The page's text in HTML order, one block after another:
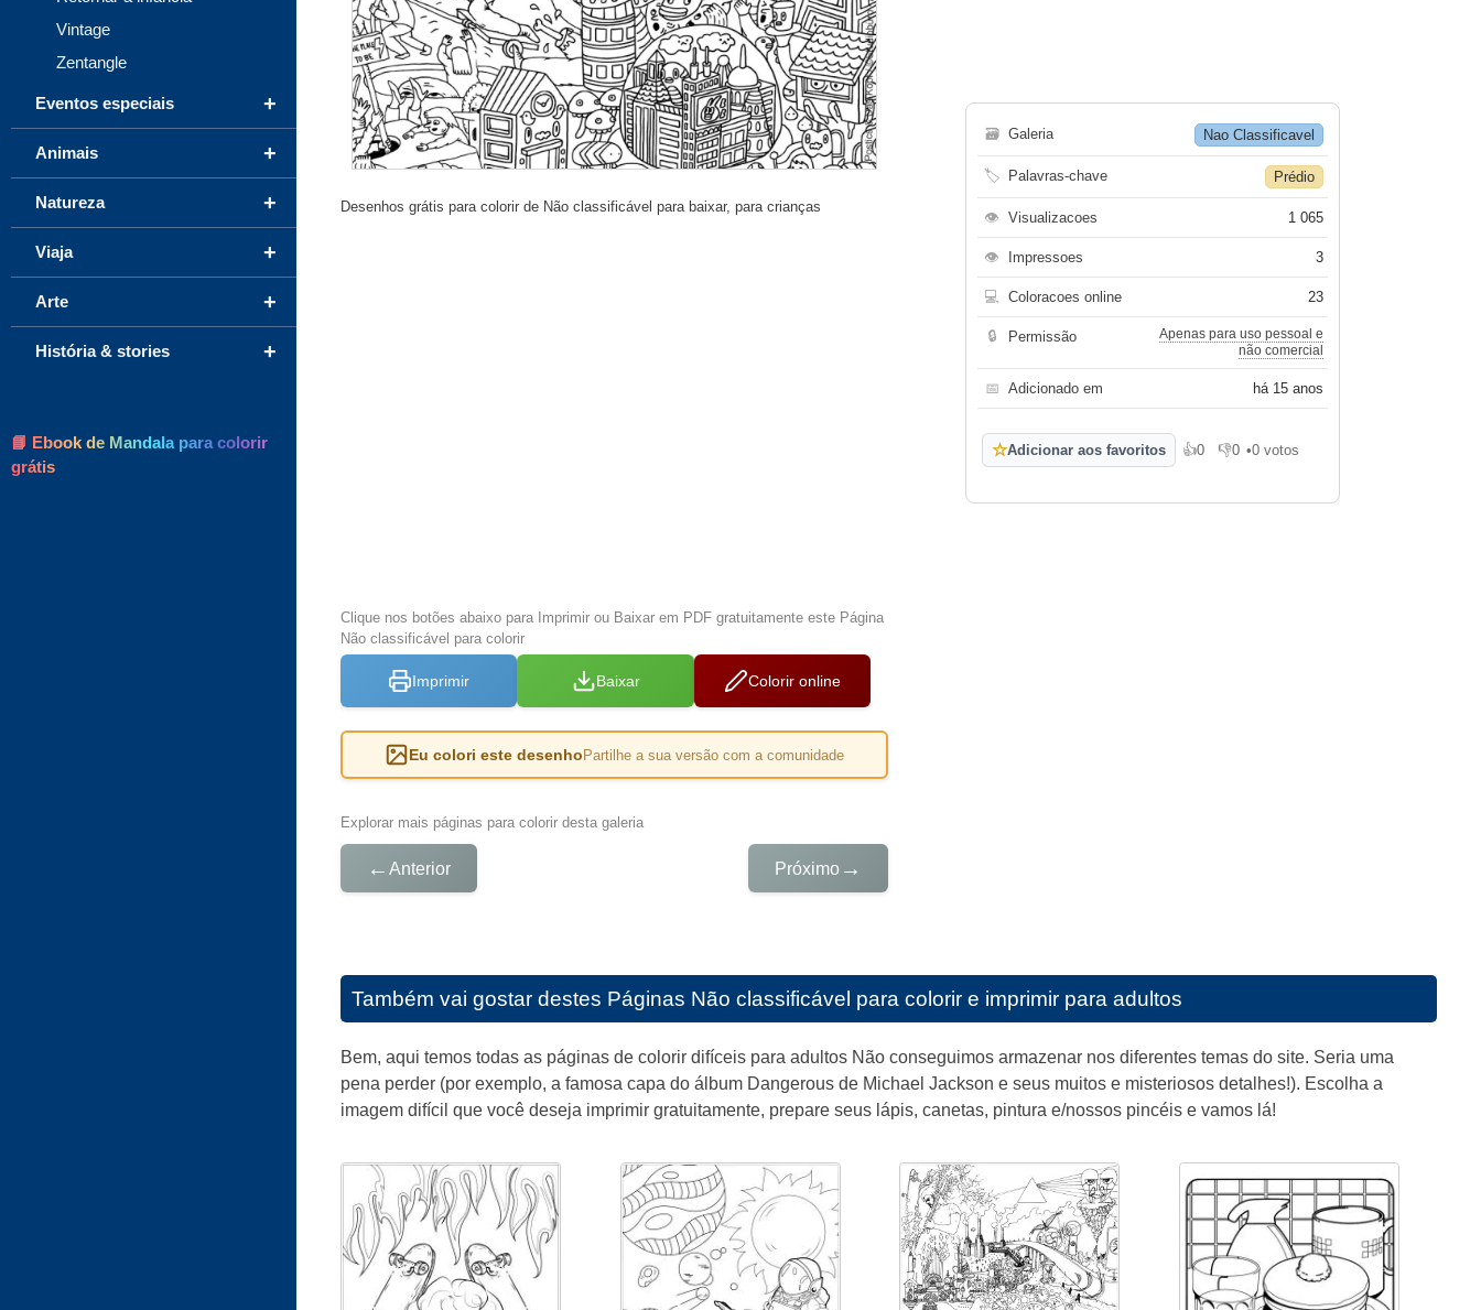
Desenhos grátis para colorir de Não classificável para baixar, para crianças
Clique nos botões abaixo para Imprimir ou Baixar em PDF gratuitamente este Página
Não classificável para colorir
Imprimir Baixar Colorir online
Eu colori este desenho Partilhe a sua versão com a comunidade
Explorar mais páginas para colorir desta galeria
← Anterior Próximo →
🗃 Galeria Nao Classificavel
🏷 Palavras-chave Prédio
👁 Visualizacoes 1 065
👁 Impressoes 3
💻 Coloracoes online 23
🔒 Permissão
Apenas para uso pessoal e
não comercial
📅 Adicionado em há 15 anos
☆Adicionar aos favoritos 👍0
Gosto 👎0
Não gosto
•0 votos
Também vai gostar destes Páginas Não classificável para colorir e imprimir para adultos
Bem, aqui temos todas as páginas de colorir difíceis para adultos Não conseguimos armazenar nos diferentes temas do site. Seria uma
pena perder (por exemplo, a famosa capa do álbum Dangerous de Michael Jackson e seus muitos e misteriosos detalhes!). Escolha a
imagem difícil que você deseja imprimir gratuitamente, prepare seus lápis, canetas, pintura e/nossos pincéis e vamos lá!
Vintage
Zentangle
+
Eventos especiais
+
Animais
+
Natureza
+
Viaja
+
Arte
+
História & stories
📘 Ebook de Mandala para colorir
grátis